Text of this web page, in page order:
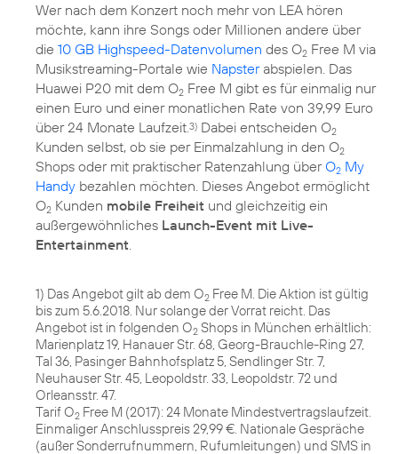
Wer nach dem Konzert noch mehr von LEA hören
möchte, kann ihre Songs oder Millionen andere über
die 10 GB Highspeed-Datenvolumen des O2 Free M via
Musikstreaming-Portale wie Napsterabspielen. Das
Huawei P20 mit dem O2 Free M gibt es für einmalig nur
einen Euro und einer monatlichen Rate von 39,99 Euro
über 24 Monate Laufzeit.3) Dabei entscheiden O2
Kunden selbst, ob sie per Einmalzahlung in den O2
Shops oder mit praktischer Ratenzahlung überO2 My
Handy bezahlen möchten. Dieses Angebot ermöglicht
O2 Kunden mobile Freiheit und gleichzeitig ein
außergewöhnliches Launch-Event mit Live-
Entertainment.
1) Das Angebot gilt ab dem O2 Free M. Die Aktion ist gültig
bis zum 5.6.2018. Nur solange der Vorrat reicht. Das
Angebot ist in folgenden O2 Shops in München erhältlich:
Marienplatz 19, Hanauer Str. 68, Georg-Brauchle-Ring 27,
Tal 36, Pasinger Bahnhofsplatz 5, Sendlinger Str. 7,
Neuhauser Str. 45, Leopoldstr. 33, Leopoldstr. 72 und
Orleansstr. 47.
Tarif O2 Free M (2017): 24 Monate Mindestvertragslaufzeit.
Einmaliger Anschlusspreis 29,99 €. Nationale Gespräche
(außer Sonderrufnummern, Rufumleitungen) und SMS in